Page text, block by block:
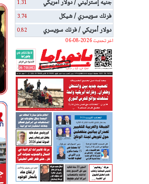
جنيه إسترليني / دولار أمريكي 1.31
فرنك سويسري / شيكل 3.74
دولار أمريكي / فرنك سويسري
0.82
اخر تحديث 2026-08-06